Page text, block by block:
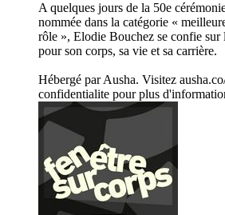
A quelques jours de la 50e
nommée dans la catégorie «
rôle », Elodie Bouchez se confie sur
pour son corps, sa vie et sa carrière.
Hébergé par Ausha. Visitez
confidentialite pour plus